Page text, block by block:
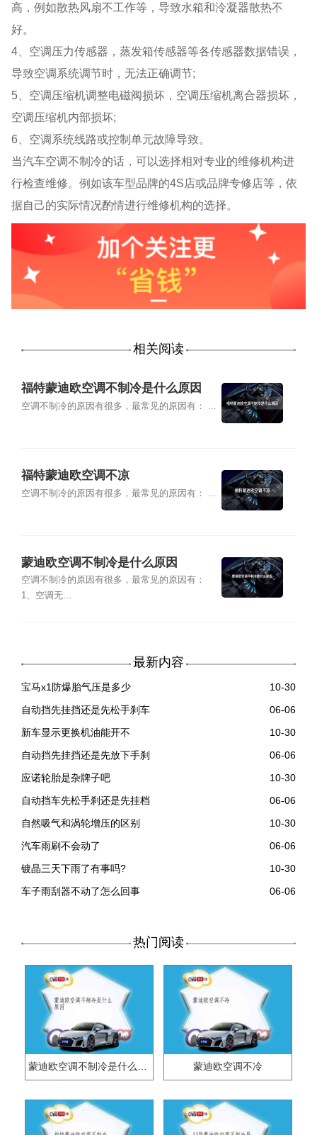
高，例如散热风扇不工作等，导致水箱和泠凝器散热不
好。
4、空调压力传感器，蒸发箱传感器等各传感器数据错误，
导致空调系统调节时，无法正确调节;
5、空调压缩机调整电磁阀损坏，空调压缩机离合器损坏，
空调压缩机内部损坏;
6、空调系统线路或控制单元故障导致。
当汽车空调不制冷的话，可以选择相对专业的维修机构进
行检查维修。例如该车型品牌的4S店或品牌专修店等，依
据自己的实际情况酌情进行维修机构的选择。
相关阅读
福特蒙迪欧空调不制冷是什么原因
空调不制冷的原因有很多，最常见的原因有： ...
福特蒙迪欧空调不凉
空调不制冷的原因有很多，最常见的原因有： ...
蒙迪欧空调不制冷是什么原因
空调不制冷的原因有很多，最常见的原因有：
1、空调无...
最新内容
宝马x1防爆胎气压是多少
10-30
自动挡先挂挡还是先松手刹车
06-06
新车显示更换机油能开不
10-30
自动挡先挂挡还是先放下手刹
06-06
应诺轮胎是杂牌子吧
10-30
自动挡车先松手刹还是先挂档
06-06
自然吸气和涡轮增压的区别
10-30
汽车雨刷不会动了
06-06
镀晶三天下雨了有事吗?
10-30
车子雨刮器不动了怎么回事
06-06
热门阅读
蒙迪欧空调不冷